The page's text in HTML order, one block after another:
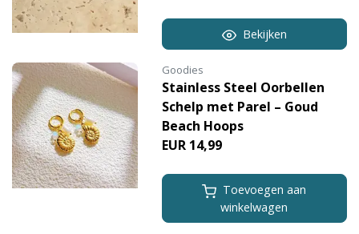
Bekijken
Goodies
Stainless Steel Oorbellen
Schelp met Parel – Goud
Beach Hoops
EUR 14,99
Toevoegen aan
winkelwagen